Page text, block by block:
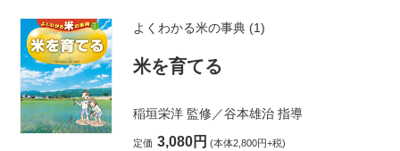
よくわかる米の事典 (1)
米を育てる
稲垣栄洋監修／谷本雄治指導
定価 3,080円 (本体2,800円+税)